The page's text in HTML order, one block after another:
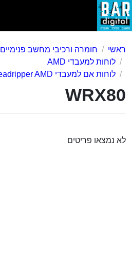
ראשי חומרה ורכיבי מחשב פנימיים
לוחות למעבדי AMD
לוחות אם למעבדי Threadripper AMD
WRX80
לא נמצאו פריטים